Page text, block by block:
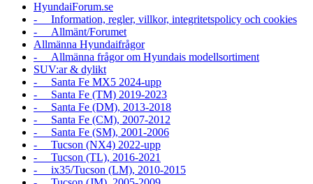
HyundaiForum.se
- Information, regler, villkor, integritetspolicy och cookies
- Allmänt/Forumet
Allmänna Hyundaifrågor
- Allmänna frågor om Hyundais modellsortiment
SUV:ar & dylikt
- Santa Fe MX5 2024-upp
- Santa Fe (TM) 2019-2023
- Santa Fe (DM), 2013-2018
- Santa Fe (CM), 2007-2012
- Santa Fe (SM), 2001-2006
- Tucson (NX4) 2022-upp
- Tucson (TL), 2016-2021
- ix35/Tucson (LM), 2010-2015